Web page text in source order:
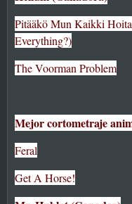
Pitääkö Mun Kaikki
Everything?)
The Voorman Problem
Mejor cortometraje
Feral
Get A Horse!